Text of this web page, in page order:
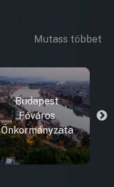
Mutass többet
Budapest
Főváros
Önkormányzata